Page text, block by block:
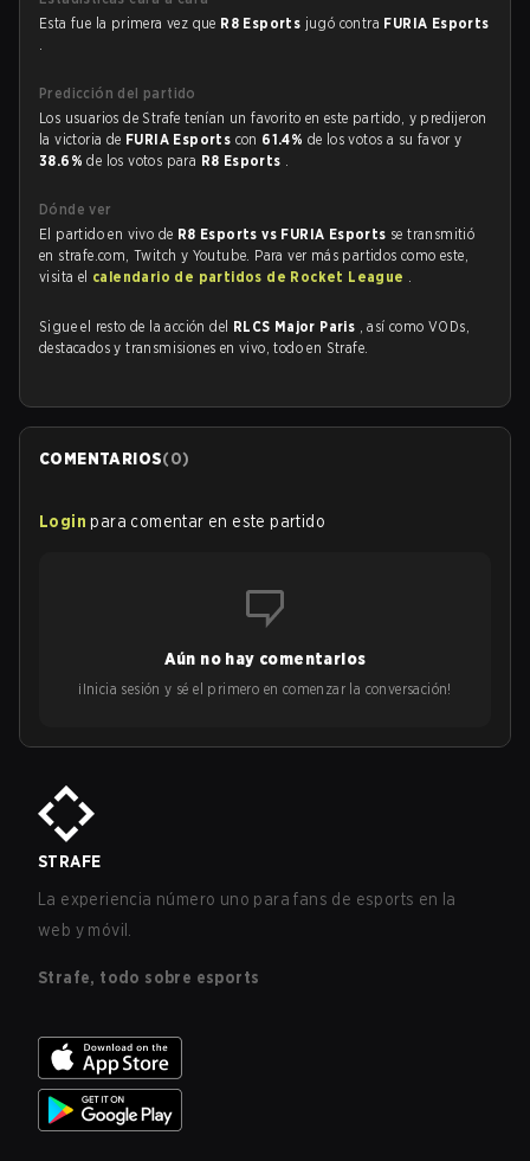
Esta fue la primera vez que R8 Esports jugó contra FURIA Esports
.
Predicción del partido
Los usuarios de Strafe tenían un favorito en este partido, y predijeron
la victoria de FURIA Esports con 61.4% de los votos a su favor y
38.6%de los votos para R8 Esports .
Dónde ver
El partido en vivo de R8 Esports vs FURIA Esports se transmitió
en strafe.com, Twitch y Youtube. Para ver más partidos como este,
visita el calendario de partidos de Rocket League .
Sigue el resto de la acción del RLCS Major Paris , así como VODs,
destacados y transmisiones en vivo, todo en Strafe.
COMENTARIOS(0)
Login para comentar en este partido
Aún no hay comentarios
¡Inicia sesión y sé el primero en comenzar la conversación!
STRAFE
La experiencia número uno para fans de esports en la
web y móvil.
Strafe, todo sobre esports